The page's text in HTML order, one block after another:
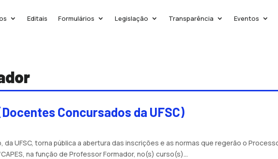
Editais Formulários Legislação Transparência Eventos
Concursados da UFSC)
UFSC, torna pública a abertura das inscrições e as normas que regerão o
na função de Professor Formador, no(s) curso(s)...